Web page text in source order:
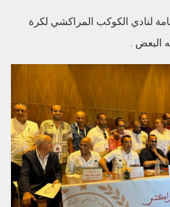
لنادي الكوكب المراكشي لكرة
البعض .